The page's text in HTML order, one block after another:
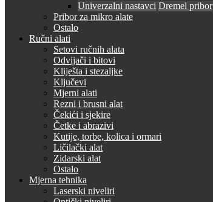
Univerzalni nastavci Dremel pribor
Pribor za mikro alate
Ostalo
Ručni alati
Setovi ručnih alata
Odvijači i bitovi
Kliješta i stezaljke
Ključevi
Mjerni alati
Rezni i brusni alat
Čekići i sjekire
Četke i abrazivi
Kutije, torbe, kolica i ormari
Ličilački alat
Zidarski alat
Ostalo
Mjerna tehnika
Laserski niveliri